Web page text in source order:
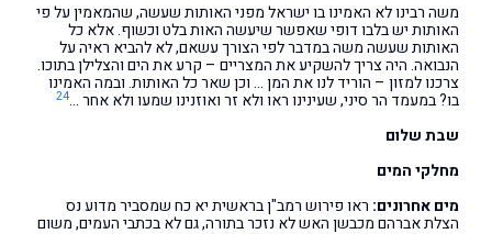
משה רבינו לא האמינו בו ישראל מפני האותות שעשה, שהמאמין על פי
האותות יש בלבו דופי שאפשר שיעשה האות בלט וכשוף. אלא כל
האותות שעשה משה במדבר לפי הצורך עשאם, לא להביא ראיה על
הנבואה. היה צריך להשקיע את המצריים – קרע את הים והצלילן בתוכו.
צרכנו למזון – הוריד לנו את המן … וכן שאר כל האותות. ובמה האמינו
בו? במעמד הר סיני, שעינינו ראו ולא זר ואוזנינו שמעו ולא אחר …24
שבת שלום
מחלקי המים
מים אחרונים: ראו פירוש רמב"ן בראשית יא כח שמסביר מדוע נס
הצלת אברהם מכבשן האש לא נזכר בתורה, גם לא בכתבי העמים, משום